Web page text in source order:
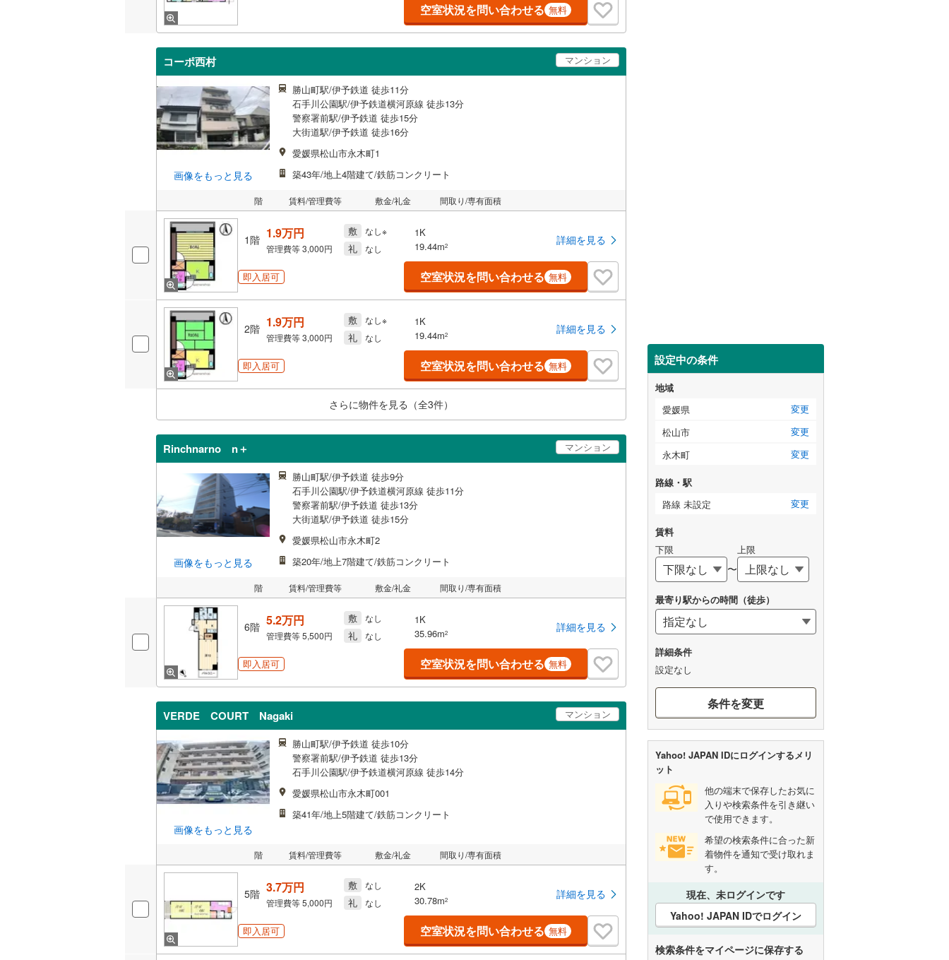
空室状況を問い合わせる 無料
コーポ西村 マンション
画像をもっと見る
勝山町駅/伊予鉄道 徒歩11分
石手川公園駅/伊予鉄道横河原線 徒歩13分
警察署前駅/伊予鉄道 徒歩15分
大街道駅/伊予鉄道 徒歩16分
愛媛県松山市永木町1
築43年/地上4階建て/鉄筋コンクリート
階 賃料/管理費等 敷金/礼金 間取り/専有面積
1階 1.9万円
管理費等3,000円
敷 なし※
礼 なし
1K
19.44m2 詳細を見る
即入居可 空室状況を問い合わせる 無料
2階 1.9万円
管理費等3,000円
敷 なし※
礼 なし
1K
19.44m2 詳細を見る
即入居可 空室状況を問い合わせる 無料
さらに物件を見る（全3件）
Rinchnarno n＋ マンション
画像をもっと見る
勝山町駅/伊予鉄道 徒歩9分
石手川公園駅/伊予鉄道横河原線 徒歩11分
警察署前駅/伊予鉄道 徒歩13分
大街道駅/伊予鉄道 徒歩15分
愛媛県松山市永木町2
築20年/地上7階建て/鉄筋コンクリート
階 賃料/管理費等 敷金/礼金 間取り/専有面積
6階 5.2万円
管理費等5,500円
敷 なし
礼 なし
1K
35.96m2 詳細を見る
即入居可 空室状況を問い合わせる 無料
VERDE COURT Nagaki マンション
画像をもっと見る
勝山町駅/伊予鉄道 徒歩10分
警察署前駅/伊予鉄道 徒歩13分
石手川公園駅/伊予鉄道横河原線 徒歩14分
愛媛県松山市永木町001
築41年/地上5階建て/鉄筋コンクリート
階 賃料/管理費等 敷金/礼金 間取り/専有面積
5階 3.7万円
管理費等5,000円
敷 なし
礼 なし
2K
30.78m2 詳細を見る
即入居可 空室状況を問い合わせる 無料
設定中の条件
地域
愛媛県
変更
松山市
変更
永木町
変更
路線・駅
路線 未設定
変更
賃料
下限
〜
上限
最寄り駅からの時間（徒歩）
詳細条件
設定なし
条件を変更
Yahoo! JAPAN IDにログインするメリ
ット
他の端末で保存したお気に
入りや検索条件を引き継い
で使用できます。
希望の検索条件に合った新
着物件を通知で受け取れま
す。
現在、未ログインです
Yahoo! JAPAN IDでログイン
検索条件をマイページに保存する